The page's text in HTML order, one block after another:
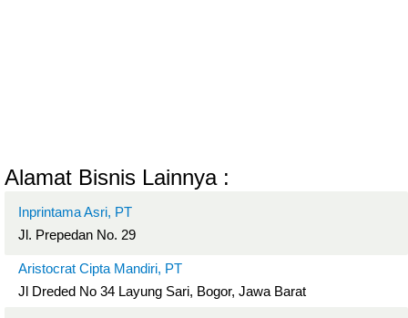
Alamat Bisnis Lainnya :
Inprintama Asri, PT
Jl. Prepedan No. 29
Aristocrat Cipta Mandiri, PT
Jl Dreded No 34 Layung Sari, Bogor, Jawa Barat